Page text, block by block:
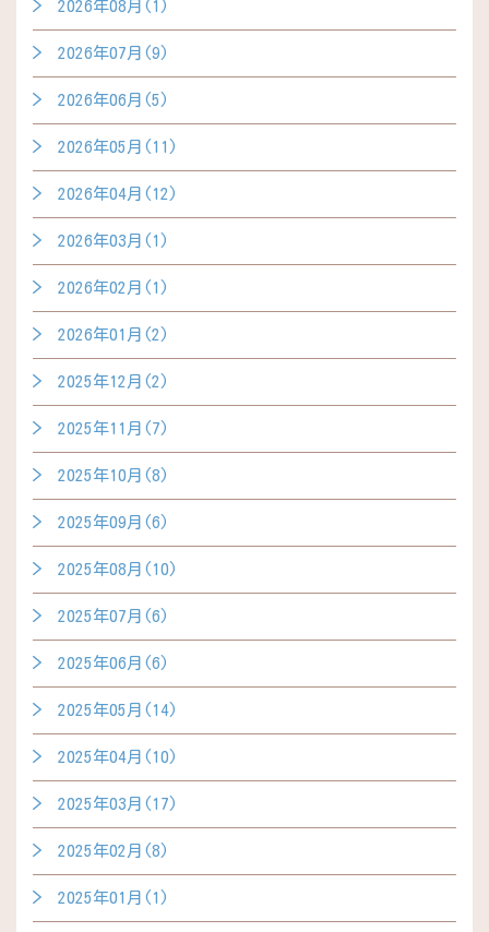
2026年08月(1)
2026年07月(9)
2026年06月(5)
2026年05月(11)
2026年04月(12)
2026年03月(1)
2026年02月(1)
2026年01月(2)
2025年12月(2)
2025年11月(7)
2025年10月(8)
2025年09月(6)
2025年08月(10)
2025年07月(6)
2025年06月(6)
2025年05月(14)
2025年04月(10)
2025年03月(17)
2025年02月(8)
2025年01月(1)